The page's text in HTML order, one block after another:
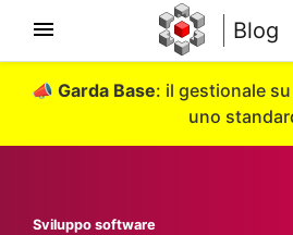
Blog
📣 Garda Base: il gestionale
uno
Sviluppo software